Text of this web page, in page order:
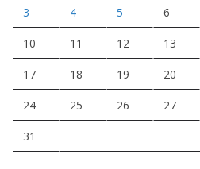
3 4 5 6
10 11 12 13
17 18 19 20
24 25 26 27
31